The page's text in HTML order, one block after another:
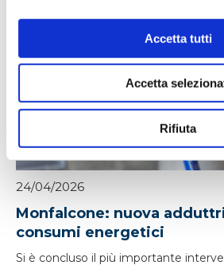
Accetta tutti
Accetta
Rifiuta
24/04/2026
Monfalcone: nuova
consumi energetici
Si è concluso il più importante